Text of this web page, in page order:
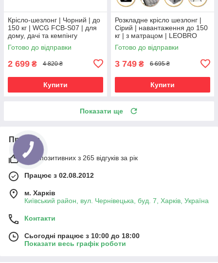
Крісло-шезлонг | Чорний | до
150 кг | WCG FCB-S07 | для
дому, дачі та кемпінгу
Готово до відправки
2 699 ₴ 4 820 ₴
Купити
Розкладне крісло шезлонг |
Сірий | навантаження до 150
кг | з матрацом | LEOBRO
FCB-S01-PP | для
комфортного відпочинку
Готово до відправки
3 749 ₴ 6 695 ₴
Купити
Показати ще
Про нас
98% позитивних з 265 відгуків за рік
Працює з 02.08.2012
м. Харків
Київський район, вул. Чернівецька, буд. 7, Харків, Україна
Контакти
Сьогодні працює з 10:00 до 18:00
Показати весь графік роботи